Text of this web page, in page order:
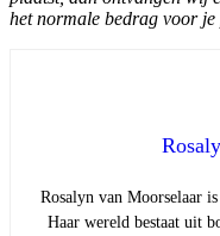
het normale bedrag voor je
Rosalyn van Moorselaar
Haar wereld bestaat uit